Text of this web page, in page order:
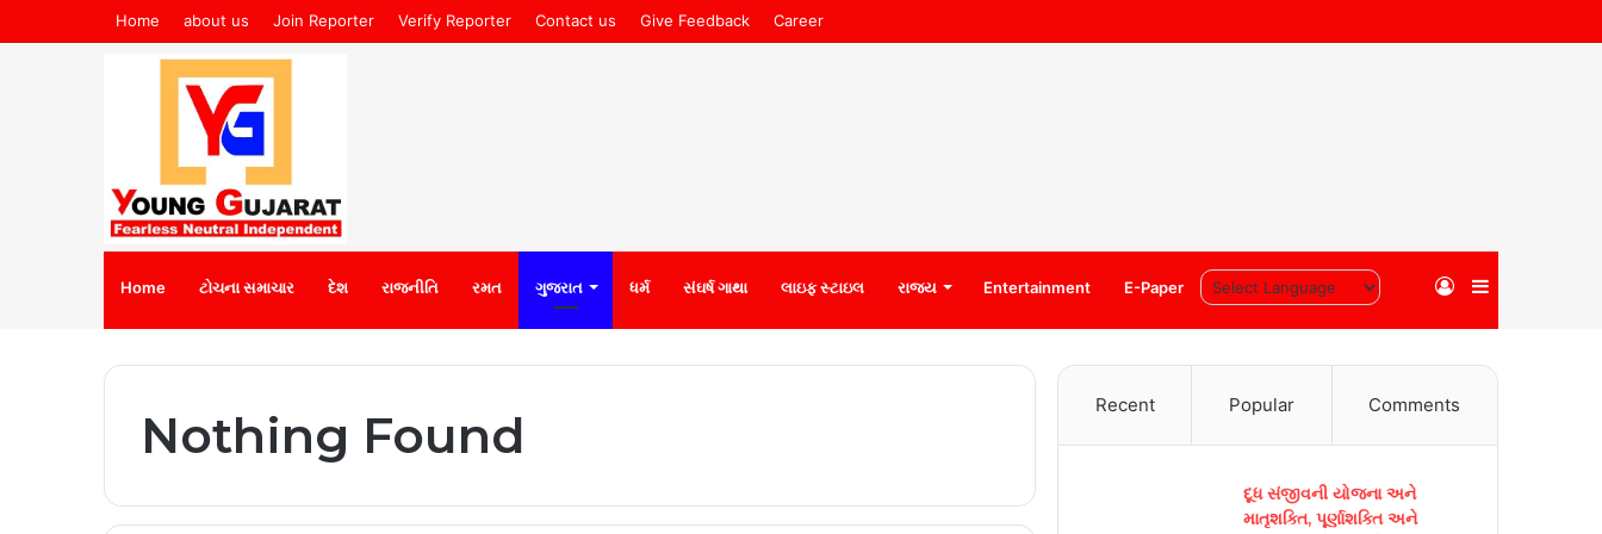
Home about us Join Reporter Verify Reporter Contact us Give Feedback Career
Home ટોચના સમાચાર દેશ રાજનીતિ રમત ગુજરાત ધર્મ સંઘર્ષ ગાથા લાઇફ સ્ટાઇલ રાજ્ય Entertainment E-Paper Log
Nothing Found
Recent Popular Comments
દૂધ સંજીવની યોજના અને
માતૃશક્તિ, પૂર્ણાશક્તિ અને